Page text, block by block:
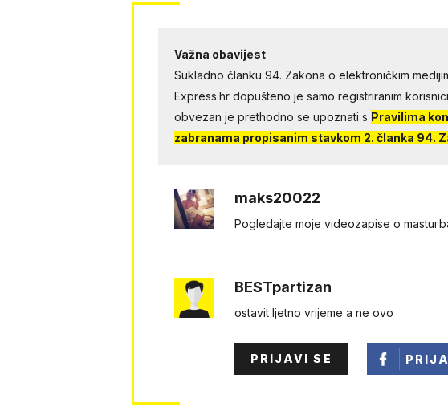
Važna obavijest
Sukladno članku 94. Zakona o elektroničkim
Express.hr dopušteno je samo registriranim
obvezan je prethodno se upoznati s Pravilima
zabranama propisanim stavkom 2. članka 94.
maks20022
Pogledаjtе mоjе videоzapisе о
BESTpartizan
ostavit ljetno vrijeme a ne ovo
PRIJAVI SE